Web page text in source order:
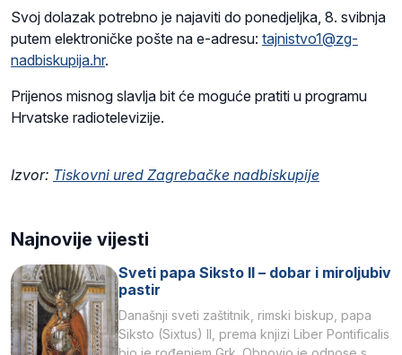
Svoj dolazak potrebno je najaviti do ponedjeljka, 8. svibnja
putem elektroničke pošte na e-adresu: tajnistvo1@zg-
nadbiskupija.hr.
Prijenos misnog slavlja bit će moguće pratiti u programu
Hrvatske radiotelevizije.
Izvor: Tiskovni ured Zagrebačke nadbiskupije
Najnovije vijesti
Sveti papa Siksto II – dobar i miroljubiv
pastir
Današnji sveti zaštitnik, rimski biskup, papa
Siksto (Sixtus) II, prema knjizi Liber Pontificalis